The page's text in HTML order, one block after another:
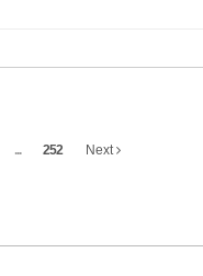
... 252 Next